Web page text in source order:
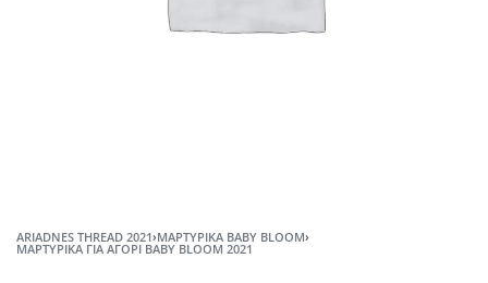
ARIADNES THREAD 2021›ΜΑΡΤΥΡΙΚΆ BABY BLOOM›
ΜΑΡΤΥΡΙΚΆ ΓΙΑ ΑΓΌΡΙ BABY BLOOM 2021